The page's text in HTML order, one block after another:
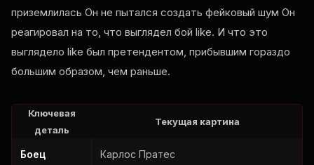
приземлилась Он не пытался создать фейковый шум Он
реагировал на то, что выглядел бой like. И что это
выглядело like был претендентом, прибывшим гораздо
большим образом, чем раньше.
Ключевая
деталь
Текущая картина
Боец Карлос Пратес